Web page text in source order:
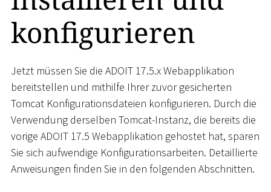
konfigurieren
Jetzt müssen Sie die ADOIT 17.5.x Webapplikation
bereitstellen und mithilfe Ihrer zuvor gesicherten
Tomcat Konfigurationsdateien konfigurieren. Durch die
Verwendung derselben Tomcat-Instanz, die bereits die
vorige ADOIT 17.5 Webapplikation gehostet hat, sparen
Sie sich aufwendige Konfigurationsarbeiten. Detaillierte
Anweisungen finden Sie in den folgenden Abschnitten.